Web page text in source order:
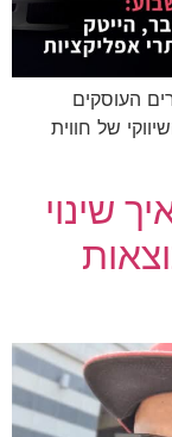
העוסקים
של חווית
שינוי